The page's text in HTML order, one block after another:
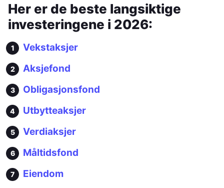
Her er de beste langsiktige
investeringene i 2026:
Vekstaksjer
Aksjefond
Obligasjonsfond
Utbytteaksjer
Verdiaksjer
Måltidsfond
Eiendom